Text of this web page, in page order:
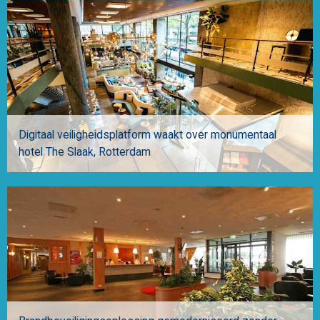
Digitaal veiligheidsplatform waakt over monumentaal
hotel The Slaak Rotterdam